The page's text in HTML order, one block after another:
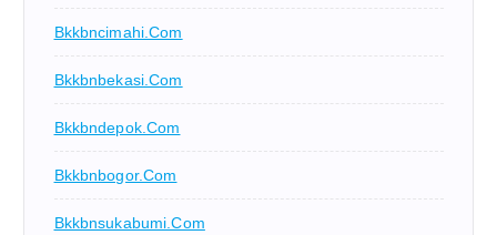
Bkkbncimahi.com
Bkkbnbekasi.com
Bkkbndepok.com
Bkkbnbogor.com
Bkkbnsukabumi.com